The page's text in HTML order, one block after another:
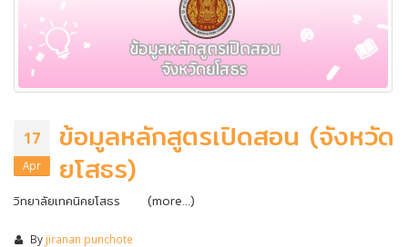
17
Apr
ข้อมูลหลักสูตรเปิดสอน (จังหวัด
ยโสธร)
วิทยาลัยเทคนิคยโสธร (more…)
By jiranan punchote